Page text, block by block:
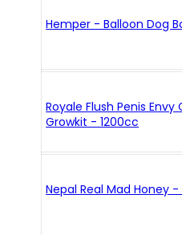
Hemper - Balloon Dog
Royale Flush Penis Envy
Growkit - 1200cc
Nepal Real Mad Honey -